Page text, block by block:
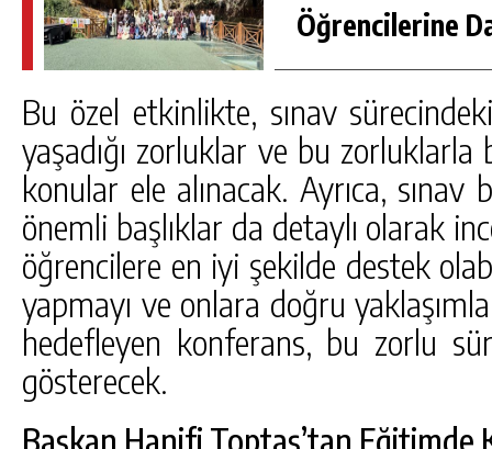
Öğrencilerine
Bu özel etkinlikte, sınav
yaşadığı zorluklar ve bu
konular ele alınacak. Ayrıca, sınav
önemli başlıklar da detaylı olarak
öğrencilere en iyi şekilde destek
yapmayı ve onlara doğru
hedefleyen konferans, bu zorlu
gösterecek.
Başkan Hanifi Toptaş’tan Eğitimde